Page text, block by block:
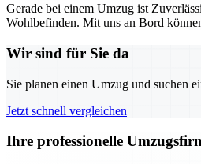
Gerade bei einem Umzug ist
Wohlbefinden. Mit uns an Bord
Wir sind für Sie da
Sie planen einen Umzug und suchen
Jetzt schnell vergleichen
Ihre professionelle